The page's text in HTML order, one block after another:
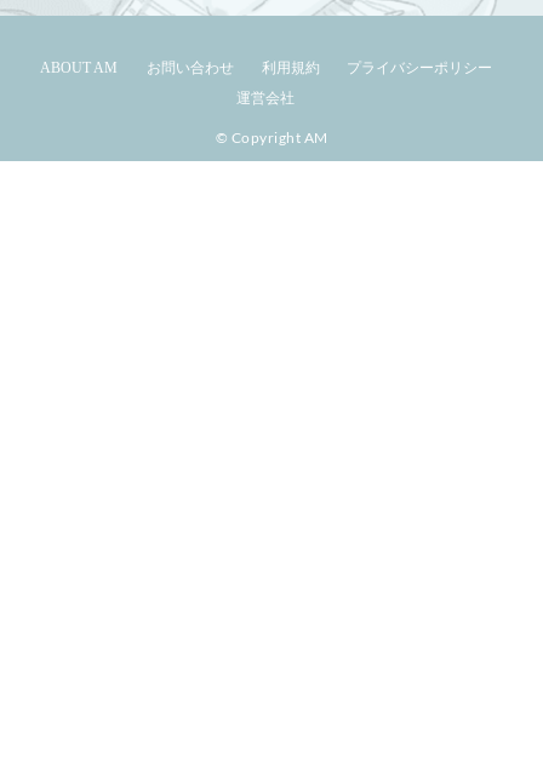
ABOUT AM お問い合わせ 利用規約
プライバシーポリシー
運営会社
© Copyright AM